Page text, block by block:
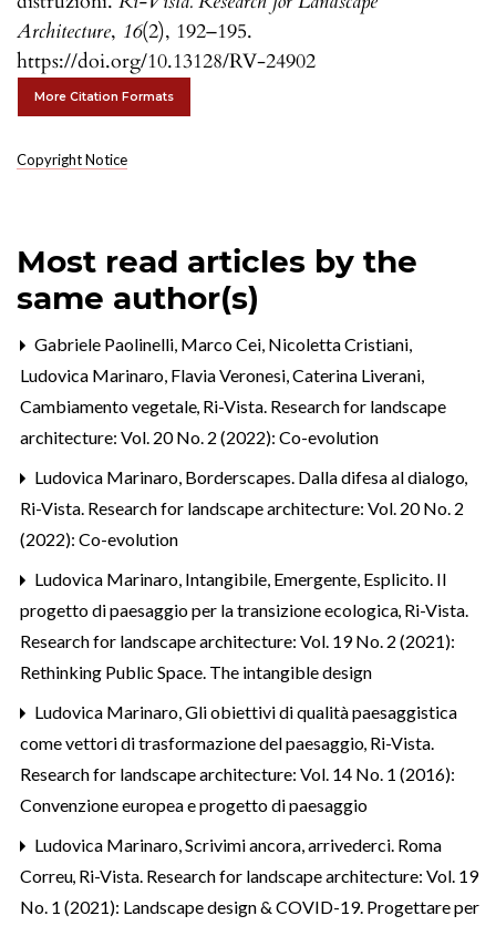
Architecture, 16(2), 192–195.
https://doi.org/10.13128/RV-24902
More Citation Formats
Copyright Notice
Most read articles by the
same author(s)
Gabriele Paolinelli, Marco Cei, Nicoletta Cristiani,
Ludovica Marinaro, Flavia Veronesi, Caterina Liverani,
Cambiamento vegetale, Ri-Vista. Research for landscape
architecture: Vol. 20 No. 2 (2022): Co-evolution
Ludovica Marinaro, Borderscapes. Dalla difesa al dialogo,
Ri-Vista. Research for landscape architecture: Vol. 20 No. 2
(2022): Co-evolution
Ludovica Marinaro, Intangibile, Emergente, Esplicito. Il
progetto di paesaggio per la transizione ecologica, Ri-Vista.
Research for landscape architecture: Vol. 19 No. 2 (2021):
Rethinking Public Space. The intangible design
Ludovica Marinaro,Gli obiettivi di qualità paesaggistica
come vettori di trasformazione del paesaggio, Ri-Vista.
Research for landscape architecture: Vol. 14 No. 1 (2016):
Convenzione europea e progetto di paesaggio
Ludovica Marinaro,Scrivimi ancora, arrivederci. Roma
Correu, Ri-Vista. Research for landscape architecture: Vol. 19
No. 1 (2021): Landscape design & COVID-19. Progettare per